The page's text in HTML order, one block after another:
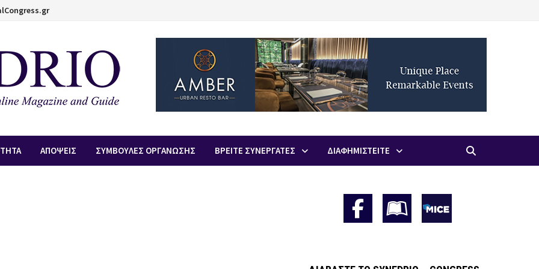
ΑΠOΨΕΙΣ ΣΥΜΒΟΥΛΕΣ ΟΡΓΑΝΩΣΗΣ ΒΡΕΙΤΕ ΣΥΝΕΡΓΑΤΕΣ ΔΙΑΦΗΜΙΣΤΕΙΤΕ